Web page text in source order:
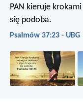
PAN kieruje krokami
się podoba.
Psalmów 37:23 - UBG